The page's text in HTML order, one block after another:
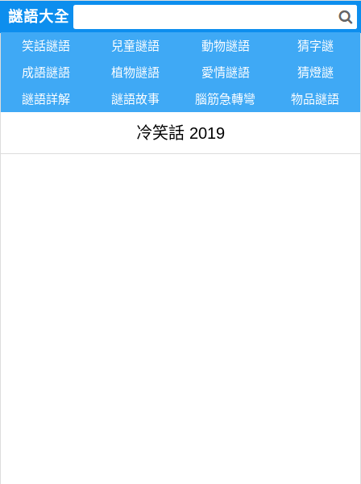
謎語大全
笑話謎語 兒童謎語 動物謎語
猜字謎
成語謎語
植物謎語 愛情謎語
猜燈謎
謎語詳解
謎語故事 腦筋急轉彎 物品謎語
冷笑話 2019